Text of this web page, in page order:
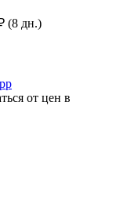
(8 дн.)
от цен в